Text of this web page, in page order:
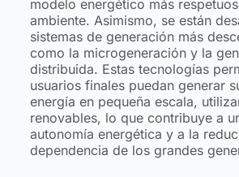
modelo energético más
ambiente. Asimismo, se están
sistemas de generación más
como la microgeneración y la
distribuida. Estas tecnologías
usuarios finales puedan generar
energía en pequeña escala,
renovables, lo que contribuye a
autonomía energética y a la
dependencia de los grandes